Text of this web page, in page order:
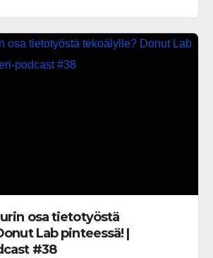
osa tietotyöstä
Lab pinteessä! |
#38